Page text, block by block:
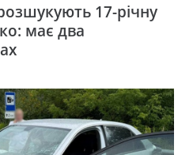
17-річну
має два